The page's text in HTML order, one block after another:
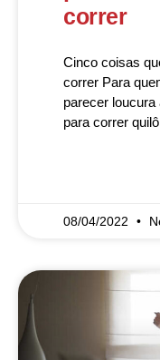
correr
Cinco coisas
correr Para
parecer
para correr
08/04/2022